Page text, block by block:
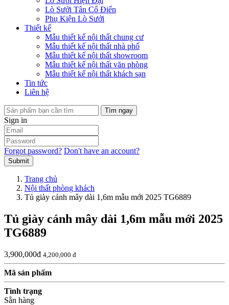
Lò Sưởi Tân Cổ Điển
Phụ Kiện Lò Sưởi
Thiết kế
Mẫu thiết kế nội thất chung cư
Mẫu thiết kế nội thất nhà phố
Mẫu thiết kế nội thất showroom
Mẫu thiết kế nội thất văn phòng
Mẫu thiết kế nội thất khách sạn
Tin tức
Liên hệ
Tìm ngay
Sign in
Forgot password? Don't have an account?
Submit
Trang chủ
Nội thất phòng khách
Tủ giày cánh mây dài 1,6m mẫu mới 2025 TG6889
Tủ giày cánh mây dài 1,6m mẫu mới 2025
TG6889
3,900,000đ 4,200,000 đ
Mã sản phẩm
Tình trạng
Sẵn hàng